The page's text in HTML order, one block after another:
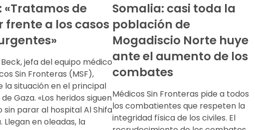
«Tratamos de
frente a los casos
jefa del equipo médico
Sin Fronteras (MSF),
la situación en el principal
Gaza. «Los heridos siguen
sin parar al hospital Al Shifa
Llegan en oleadas, la
Somalia: casi toda la
población de
Mogadiscio Norte huye
ante el aumento de los
combates
Médicos Sin Fronteras pide a todos
los combatientes que respeten la
integridad física de los civiles. El